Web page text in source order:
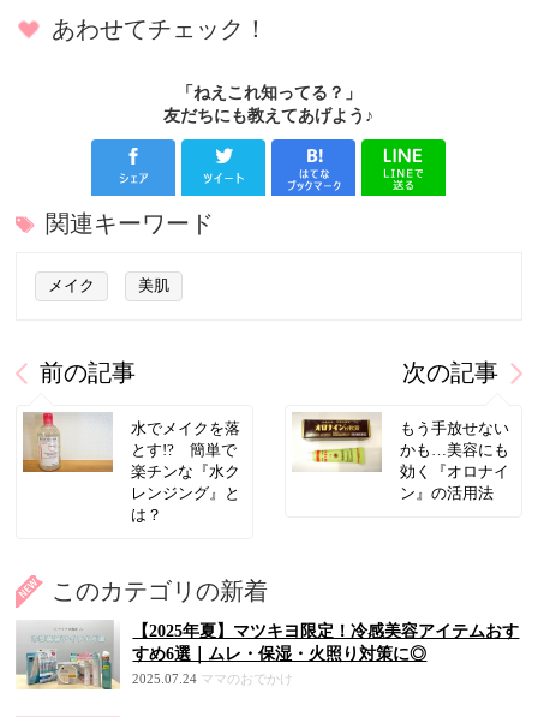
あわせてチェック！
「ねえこれ知ってる？」
友だちにも教えてあげよう♪
関連キーワード
メイク 美肌
前の記事
水でメイクを落
とす!? 簡単で
楽チンな『水ク
レンジング』と
は？
次の記事
もう手放せない
かも…美容にも
効く『オロナイ
ン』の活用法
このカテゴリの新着
【2025年夏】マツキヨ限定！冷感美容アイテムおす
すめ6選｜ムレ・保湿・火照り対策に◎
2025.07.24 ママのおでかけ